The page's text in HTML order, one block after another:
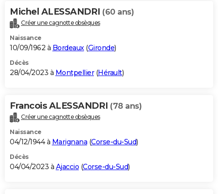
Michel ALESSANDRI (60 ans)
Créer une cagnotte obsèques
Naissance
10/09/1962 à Bordeaux(Gironde)
Décès
28/04/2023 à Montpellier(Hérault)
Francois ALESSANDRI (78 ans)
Créer une cagnotte obsèques
Naissance
04/12/1944 à Marignana (Corse-du-Sud)
Décès
04/04/2023 à Ajaccio (Corse-du-Sud)